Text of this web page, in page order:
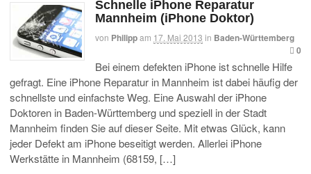
Schnelle iPhone Reparatur
Mannheim (iPhone Doktor)
von Philippam 17. Mai 2013 in Baden-Württemberg
0
Bei einem defekten iPhone ist schnelle Hilfe
gefragt. Eine iPhone Reparatur in Mannheim ist dabei häufig der
schnellste und einfachste Weg. Eine Auswahl der iPhone
Doktoren in Baden-Württemberg und speziell in der Stadt
Mannheim finden Sie auf dieser Seite. Mit etwas Glück, kann
jeder Defekt am iPhone beseitigt werden. Allerlei iPhone
Werkstätte in Mannheim (68159, […]